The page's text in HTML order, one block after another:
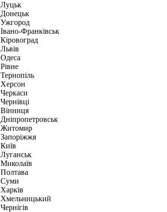
Луцьк
Донецьк
Ужгород
Івано-Франківськ
Кіровоград
Львів
Одеса
Рівне
Тернопіль
Херсон
Черкаси
Чернівці
Вінниця
Дніпропетровськ
Житомир
Запоріжжя
Київ
Луганськ
Миколаїв
Полтава
Суми
Харків
Хмельницький
Чернігів